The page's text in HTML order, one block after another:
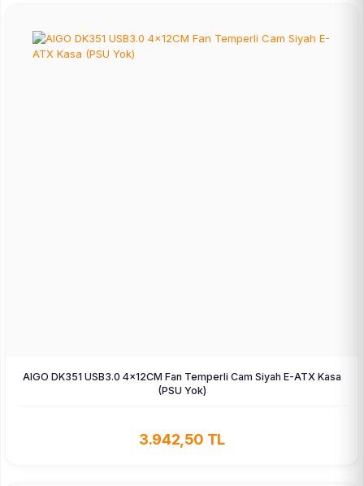
AIGO DK351 USB3.0 4×12CM Fan Temperli Cam Siyah E-ATX Kasa
(PSU Yok)
3.942,50 TL